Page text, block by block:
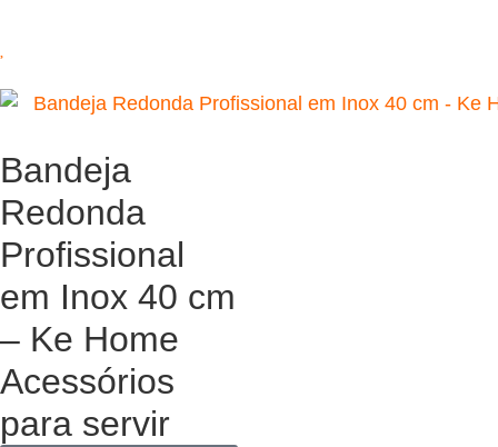
Bandeja
Redonda
Profissional
em Inox 40 cm
– Ke Home
Acessórios
para servir